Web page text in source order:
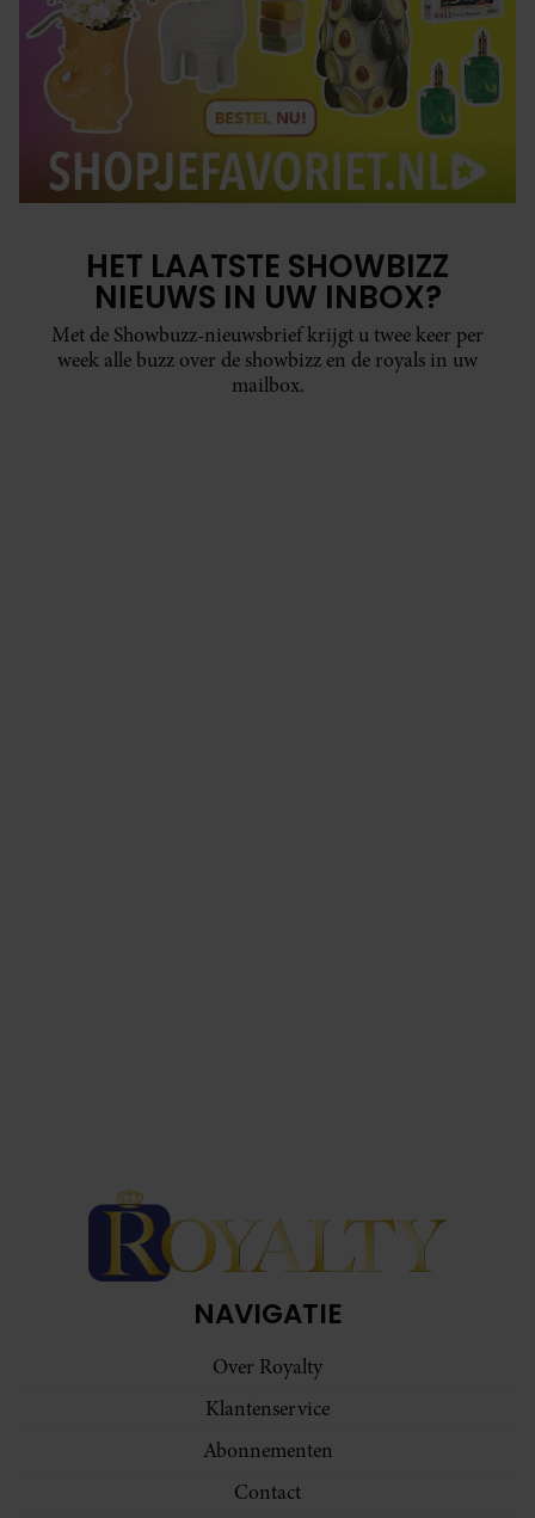
HET LAATSTE SHOWBIZZ
NIEUWS IN UW INBOX?
Met de Showbuzz-nieuwsbrief krijgt u twee keer per
week alle buzz over de showbizz en de royals in uw
mailbox.
NAVIGATIE
Over Royalty
Klantenservice
Abonnementen
Contact